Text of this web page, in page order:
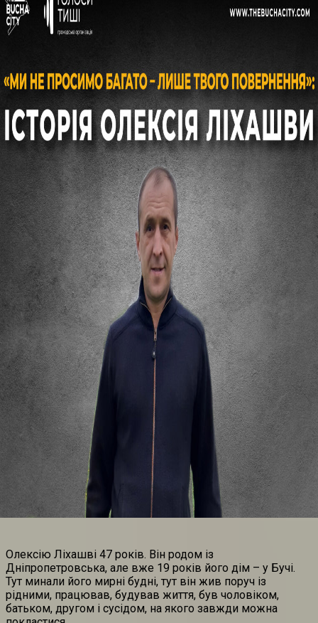
Олексію Ліхашві 47 років. Він родом із
Дніпропетровська, але вже 19 років його дім – у Бучі.
Тут минали його мирні будні, тут він жив поруч із
рідними, працював, будував життя, був чоловіком,
батьком, другом і сусідом, на якого завжди можна